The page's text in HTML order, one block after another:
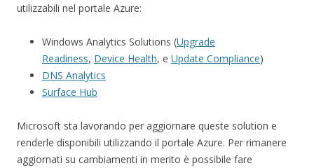
utilizzabili nel portale Azure:
Windows Analytics Solutions (Upgrade
Readiness, Device Health, e Update Compliance)
DNS Analytics
Surface Hub
Microsoft sta lavorando per aggiornare queste solution e
renderle disponibili utilizzando il portale Azure. Per rimanere
aggiornati su cambiamenti in merito è possibile fare